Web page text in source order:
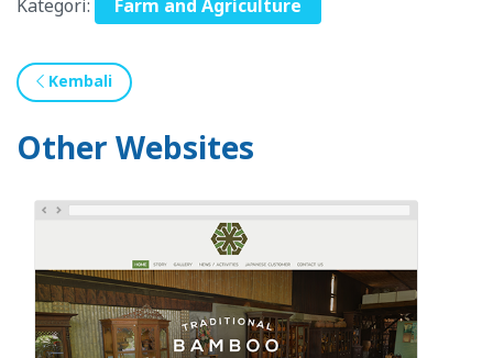
Kategori: Farm and Agriculture
Kembali
Other Websites